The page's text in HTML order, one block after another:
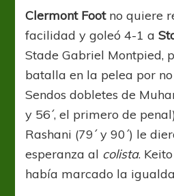
Clermont Footno quiere
facilidad y goleó 4-1 a
Stade Gabriel Montpied,
batalla en la pelea por no
Sendos dobletes de
y 56´, el primero de
Rashani (79´ y 90´) le
esperanza al colista.
había marcado la